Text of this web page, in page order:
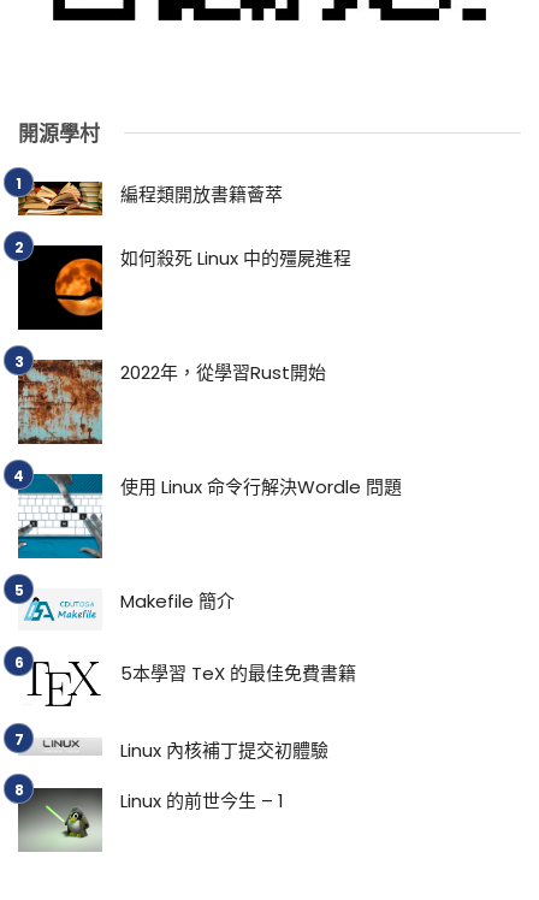
開源學村
編程類開放書籍薈萃
如何殺死 Linux 中的殭屍進程
2022年，從學習Rust開始
使用 Linux 命令行解決Wordle 問題
Makefile 簡介
5本學習 TeX 的最佳免費書籍
Linux 內核補丁提交初體驗
Linux 的前世今生 – 1